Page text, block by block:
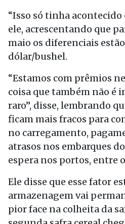
“Isso só tinha
ele, acrescentando que
maio os diferenciais
dólar/bushel.
“Estamos com prêmios
coisa que também não é
raro”, disse, lembrando
ficam mais fracos para
no carregamento,
atrasos nos embarques
espera nos portos, entre
Ele disse que esse fator
armazenagem vai
pior face na colheita da